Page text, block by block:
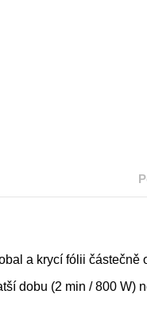
a krycí fólii částečně
dobu (2 min / 800 W)